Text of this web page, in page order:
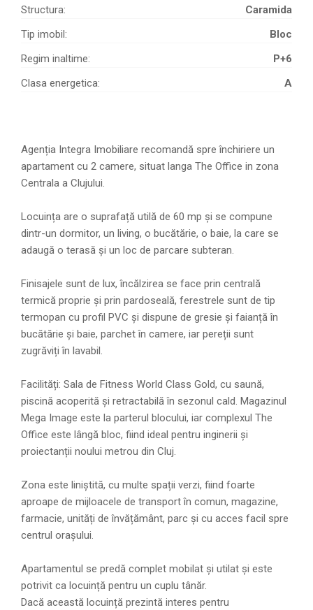
Structura:
Caramida
Tip imobil:
Bloc
Regim inaltime:
P+6
Clasa energetica:
A
Agenția Integra Imobiliare recomandă spre închiriere un
apartament cu 2 camere, situat langa The Office in zona
Centrala a Clujului.
Locuința are o suprafață utilă de 60 mp și se compune
dintr-un dormitor, un living, o bucătărie, o baie, la care se
adaugă o terasă și un loc de parcare subteran.
Finisajele sunt de lux, încălzirea se face prin centrală
termică proprie și prin pardoseală, ferestrele sunt de tip
termopan cu profil PVC și dispune de gresie și faianță în
bucătărie și baie, parchet în camere, iar pereții sunt
zugrăviți în lavabil.
Facilități: Sala de Fitness World Class Gold, cu saună,
piscină acoperită și retractabilă în sezonul cald. Magazinul
Mega Image este la parterul blocului, iar complexul The
Office este lângă bloc, fiind ideal pentru inginerii și
proiectanții noului metrou din Cluj.
Zona este liniștită, cu multe spații verzi, fiind foarte
aproape de mijloacele de transport în comun, magazine,
farmacie, unități de învățământ, parc și cu acces facil spre
centrul orașului.
Apartamentul se predă complet mobilat și utilat și este
potrivit ca locuință pentru un cuplu tânăr.
Dacă această locuință prezintă interes pentru